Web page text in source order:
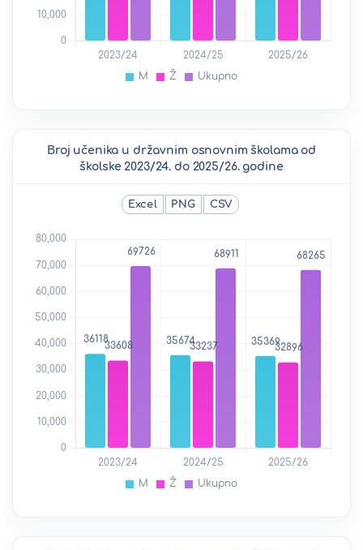
Broj učenika u državnim osnovnim školama od
školske 2023/24. do 2025/26. godine
Excel PNG CSV